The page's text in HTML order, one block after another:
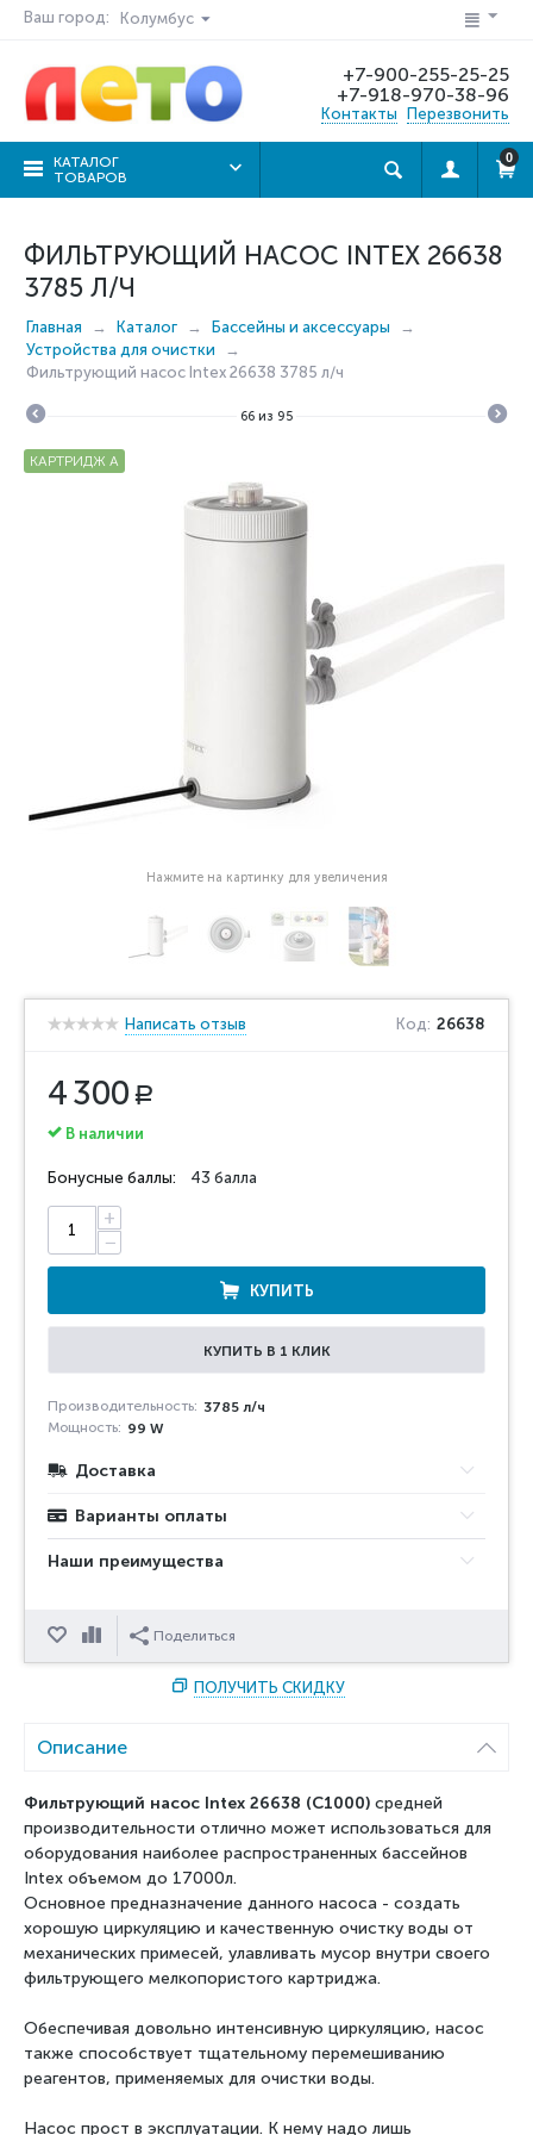
Ваш город: Колумбус
+7-900-255-25-25
+7-918-970-38-96
Контакты Перезвонить
КАТАЛОГ
ТОВАРОВ
0
ФИЛЬТРУЮЩИЙ НАСОС INTEX 26638
3785 Л/Ч
Главная Каталог
Бассейны и аксессуары
Устройства для очистки
Фильтрующий насос Intex 26638 3785 л/ч
66 из 95
КАРТРИДЖ A
Нажмите на картинку для увеличения
Написать отзыв Код: 26638
4 300 Р
В наличии
Бонусные баллы: 43 балла
+
−
КУПИТЬ
КУПИТЬ В 1 КЛИК
Производительность: 3785 л/ч
Мощность: 99 W
Доставка
Варианты оплаты
Наши преимущества
ОтложитьСравнитьПоделиться
ПОЛУЧИТЬ СКИДКУ
Описание
Фильтрующий насос Intex 26638 (С1000) средней
производительности отлично может использоваться для
оборудования наиболее распространенных бассейнов
Intex объемом до 17000л.
Основное предназначение данного насоса - создать
хорошую циркуляцию и качественную очистку воды от
механических примесей, улавливать мусор внутри своего
фильтрующего мелкопористого картриджа.
Обеспечивая довольно интенсивную циркуляцию, насос
также способствует тщательному перемешиванию
реагентов, применяемых для очистки воды.
Насос прост в эксплуатации. К нему надо лишь